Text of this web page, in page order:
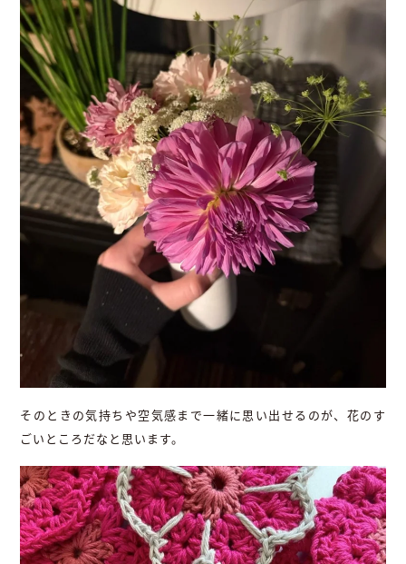
そのときの気持ちや空気感まで一緒に思い出せるのが、花のす
ごいところだなと思います。